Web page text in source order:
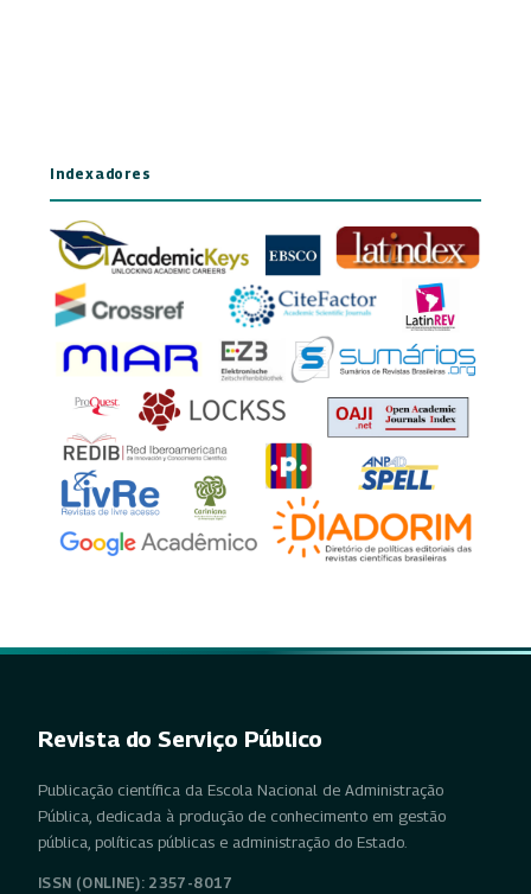
Indexadores
Revista do Serviço Público
Publicação científica da Escola Nacional de Administração
Pública, dedicada à produção de conhecimento em gestão
pública, políticas públicas e administração do Estado.
ISSN (ONLINE): 2357-8017